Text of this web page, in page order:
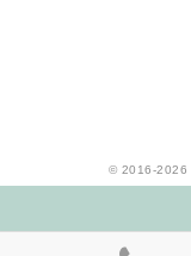
© 2016-2026